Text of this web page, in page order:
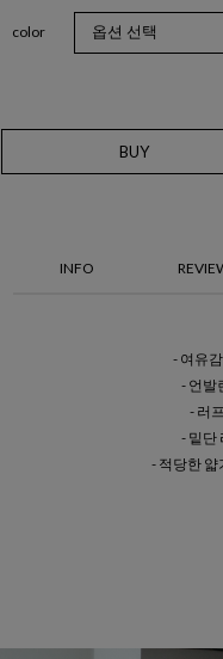
color
BUY
INFO
- 여유
- 언발
- 러
- 밑단
- 적당한 얇